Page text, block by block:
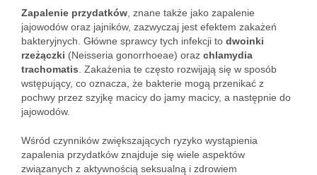
Zapalenie przydatków , znane także jako zapalenie
jajowodów oraz jajników, zazwyczaj jest efektem zakażeń
bakteryjnych. Główne sprawcy tych infekcji to dwoinki
rzeżączki (Neisseria gonorrhoeae) oraz chlamydia
trachomatis . Zakażenia te często rozwijają się w sposób
wstępujący, co oznacza, że bakterie mogą przenikać z
pochwy przez szyjkę macicy do jamy macicy, a następnie do
jajowodów.
Wśród czynników zwiększających ryzyko wystąpienia
zapalenia przydatków znajduje się wiele aspektów
związanych z aktywnością seksualną i zdrowiem